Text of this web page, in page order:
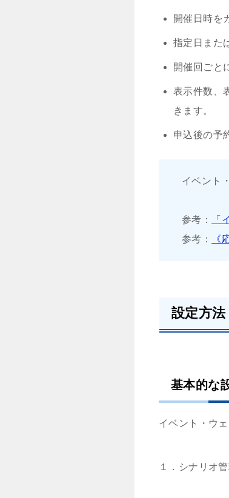
開催日時を
指定日また
開催回ごと
表示件数、
きます。
申込後の予
イベント
参考：
「
参考：
《
設定方法
基本的な
イベント・ウ
１．シナリオ